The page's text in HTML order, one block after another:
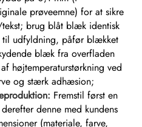
prøveemne) for at sikre
brug blåt blæk identisk
til udfyldning, påfør blækket
blæk fra overfladen
højtemperaturstørkning ved
og stærk adhæsion;
Fremstil først en
denne med kundens
(materiale, farve,